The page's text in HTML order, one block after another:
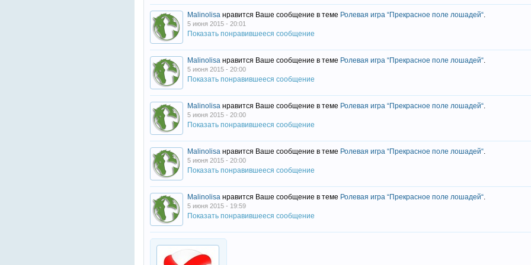
Malinolisaнравится Ваше сообщение в теме Ролевая игра “Прекрасное поле лошадей“.
5 июня 2015 - 20:01
Показать понравившееся сообщение
Malinolisaнравится Ваше сообщение в теме Ролевая игра “Прекрасное поле лошадей“.
5 июня 2015 - 20:00
Показать понравившееся сообщение
Malinolisaнравится Ваше сообщение в теме Ролевая игра “Прекрасное поле лошадей“.
5 июня 2015 - 20:00
Показать понравившееся сообщение
Malinolisaнравится Ваше сообщение в теме Ролевая игра “Прекрасное поле лошадей“.
5 июня 2015 - 20:00
Показать понравившееся сообщение
Malinolisaнравится Ваше сообщение в теме Ролевая игра “Прекрасное поле лошадей“.
5 июня 2015 - 19:59
Показать понравившееся сообщение